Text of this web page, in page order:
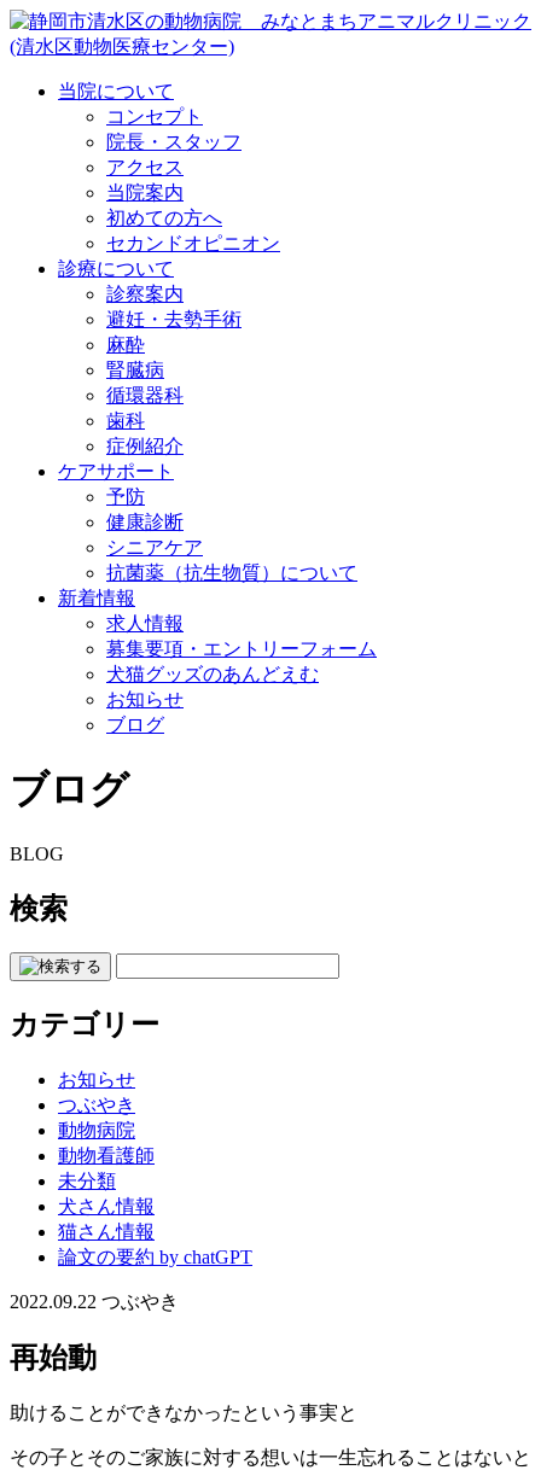
当院について
コンセプト
院長・スタッフ
アクセス
当院案内
初めての方へ
セカンドオピニオン
診療について
診察案内
避妊・去勢手術
麻酔
腎臓病
循環器科
歯科
症例紹介
ケアサポート
予防
健康診断
シニアケア
抗菌薬（抗生物質）について
新着情報
求人情報
募集要項・エントリーフォーム
犬猫グッズのあんどえむ
お知らせ
ブログ
ブログ
BLOG
検索
カテゴリー
お知らせ
つぶやき
動物病院
動物看護師
未分類
犬さん情報
猫さん情報
論文の要約 by chatGPT
2022.09.22 つぶやき
再始動
助けることができなかったという事実と
その子とそのご家族に対する想いは一生忘れることはないと